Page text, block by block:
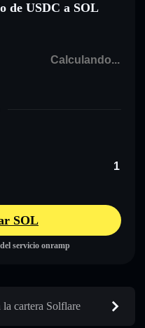
de USDC a SOL
SOL
servicio onramp
cartera Solflare